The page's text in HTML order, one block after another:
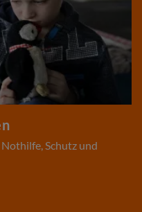
Schutz und